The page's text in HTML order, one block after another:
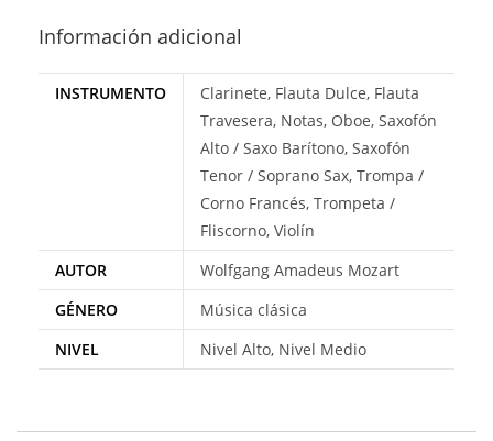
Información adicional
INSTRUMENTO
Clarinete, Flauta Dulce, Flauta
Travesera, Notas, Oboe, Saxofón
Alto / Saxo Barítono, Saxofón
Tenor / Soprano Sax, Trompa /
Corno Francés, Trompeta /
Fliscorno, Violín
AUTOR
Wolfgang Amadeus Mozart
GÉNERO
Música clásica
NIVEL
Nivel Alto, Nivel Medio